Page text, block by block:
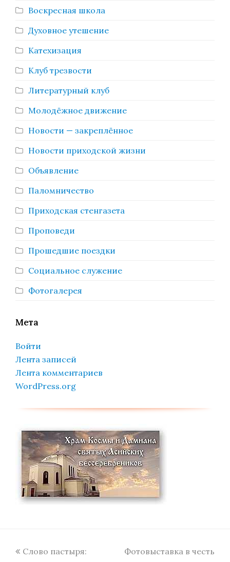
Воскресная школа
Духовное утешение
Катехизация
Клуб трезвости
Литературный клуб
Молодёжное движение
Новости — закреплённое
Новости приходской жизни
Объявление
Паломничество
Приходская стенгазета
Проповеди
Прошедшие поездки
Социальное служение
Фотогалерея
Мета
Войти
Лента записей
Лента комментариев
WordPress.org
previous
Слово пастыря:
next
Фотовыставка в честь